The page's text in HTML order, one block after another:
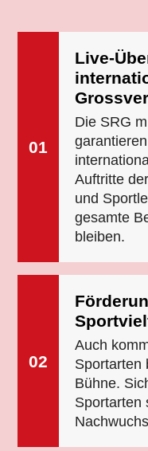
01
Live-
Die SRG
Auftritte
und
gesamte
bleiben.
02
Auch
Sportarten
Bühne.
Sportarten